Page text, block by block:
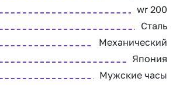
wr 200
Сталь
Механический
Япония
Мужские часы